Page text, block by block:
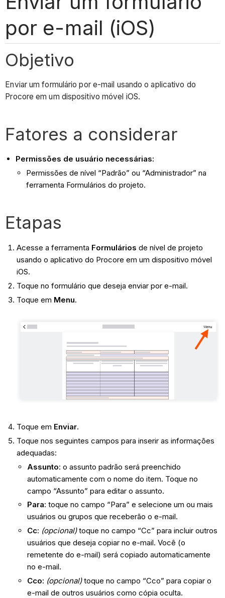
por e-mail (iOS)
Objetivo
Enviar um formulário por e-mail usando o aplicativo do
Procore em um dispositivo móvel iOS.
Fatores a considerar
Permissões de usuário necessárias:
Permissões de nível “Padrão” ou “Administrador” na
ferramenta Formulários do projeto.
Etapas
Acesse a ferramenta Formulários de nível de projeto
usando o aplicativo do Procore em um dispositivo móvel
iOS.
Toque no formulário que deseja enviar por e-mail.
Toque em Menu.
Toque em Enviar.
Toque nos seguintes campos para inserir as informações
adequadas:
Assunto: o assunto padrão será preenchido
automaticamente com o nome do item. Toque no
campo “Assunto” para editar o assunto.
Para: toque no campo “Para” e selecione um ou mais
usuários ou grupos que receberão o e-mail.
Cc: (opcional)toque no campo “Cc” para incluir outros
usuários que deseja copiar no e-mail. Você (o
remetente do e-mail) será copiado automaticamente
no e-mail.
Cco: (opcional)toque no campo “Cco” para copiar o
e-mail de outros usuários como cópia oculta.